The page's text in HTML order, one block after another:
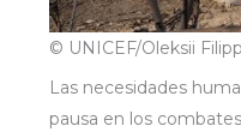
© UNICEF/Oleksii
Las necesidades
pausa en los